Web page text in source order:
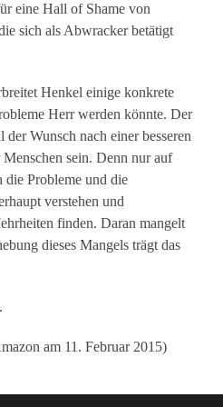
eine Hall of Shame von
sich als Abwracker betätigt
Henkel einige konkrete
Herr werden könnte. Der
Wunsch nach einer besseren
sein. Denn nur auf
die Probleme und die
verstehen und
finden. Daran mangelt
dieses Mangels trägt das
am 11. Februar 2015)